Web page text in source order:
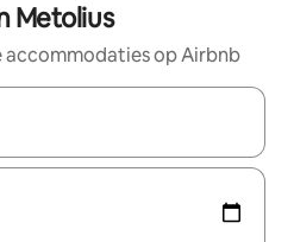
Metolius
accommodaties op Airbnb
zijn, maak je een keuze